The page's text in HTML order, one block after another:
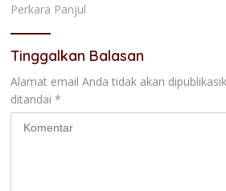
Perkara Panjul
Tinggalkan Balasan
Alamat email Anda tidak akan
ditandai *